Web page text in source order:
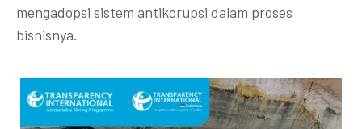
mengadopsi sistem antikorupsi dalam proses
bisnisnya.